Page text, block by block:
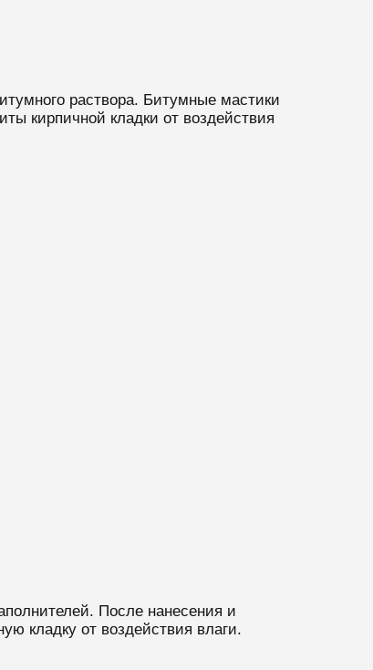
раствора. Битумные мастики
кирпичной кладки от воздействия
После нанесения и
кладку от воздействия влаги.